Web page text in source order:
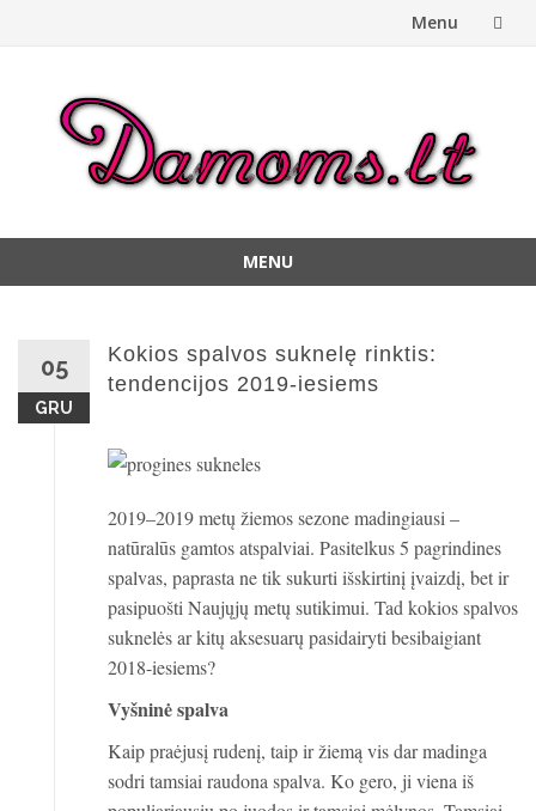
Menu
MENU
05
GRU
Kokios spalvos suknelę rinktis:
tendencijos 2019-iesiems
2019–2019 metų žiemos sezone madingiausi –
natūralūs gamtos atspalviai. Pasitelkus 5 pagrindines
spalvas, paprasta ne tik sukurti išskirtinį įvaizdį, bet ir
pasipuošti Naujųjų metų sutikimui. Tad kokios spalvos
suknelės ar kitų aksesuarų pasidairyti besibaigiant
2018-iesiems?
Vyšninė spalva
Kaip praėjusį rudenį, taip ir žiemą vis dar madinga
sodri tamsiai raudona spalva. Ko gero, ji viena iš